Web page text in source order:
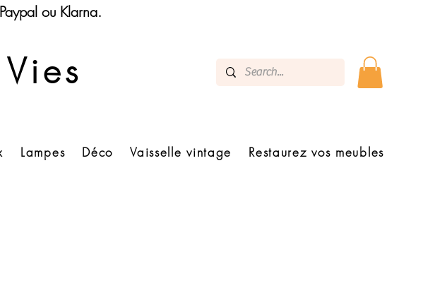
ou Klarna.
Lampes Déco Vaisselle vintage Restaurez vos meubles